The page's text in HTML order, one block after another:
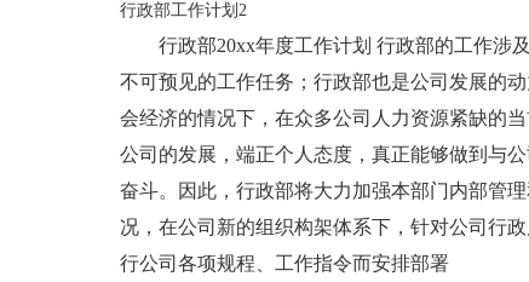
行政部工作计划2
行政部20xx年度工作计划 行政部的工作涉
不可预见的工作任务；行政部也是公司发展的
会经济的情况下，在众多公司人力资源紧缺的
公司的发展，端正个人态度，真正能够做到与
奋斗。因此，行政部将大力加强本部门内部管
况，在公司新的组织构架体系下，针对公司行
行公司各项规程、工作指令而安排部署